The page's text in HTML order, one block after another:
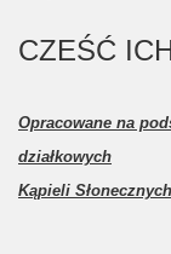
CZEŚĆ
Opracowane na
działkowych
Kąpieli